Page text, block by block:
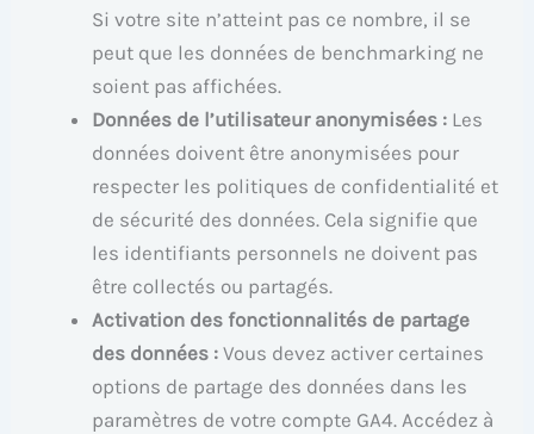
Si votre site n’atteint pas ce nombre, il se
peut que les données de benchmarking ne
soient pas affichées.
Données de l’utilisateur anonymisées : Les
données doivent être anonymisées pour
respecter les politiques de confidentialité et
de sécurité des données. Cela signifie que
les identifiants personnels ne doivent pas
être collectés ou partagés.
Activation des fonctionnalités de partage
des données : Vous devez activer certaines
options de partage des données dans les
paramètres de votre compte GA4. Accédez à